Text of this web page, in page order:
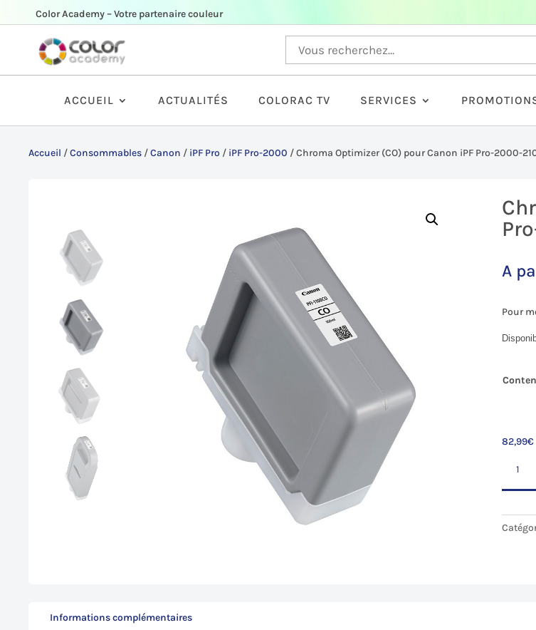
Color Academy – Votre partenaire couleur
ACCUEIL ACTUALITÉS COLORAC TV SERVICES
Accueil /Consommables /Canon / iPF Pro / iPF Pro-2000 /Chroma Optimizer (CO) pour Canon iPF Pro-2000-
A
Pour
82,99€
(CO)
Informations complémentaires